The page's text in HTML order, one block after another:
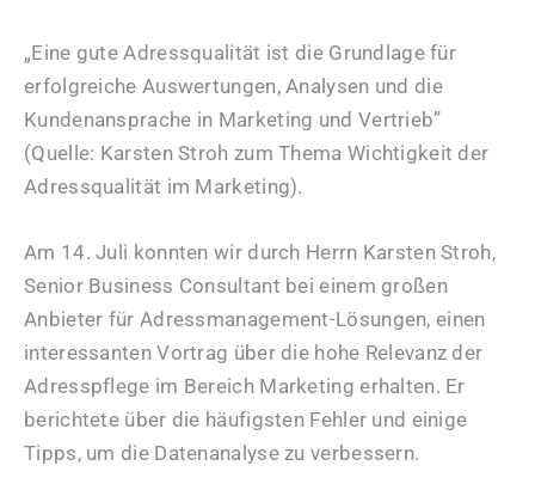
„Eine gute Adressqualität ist die Grundlage für
erfolgreiche Auswertungen, Analysen und die
Kundenansprache in Marketing und Vertrieb”
(Quelle: Karsten Stroh zum Thema Wichtigkeit der
Adressqualität im Marketing).
Am 14. Juli konnten wir durch Herrn Karsten Stroh,
Senior Business Consultant bei einem großen
Anbieter für Adressmanagement-Lösungen, einen
interessanten Vortrag über die hohe Relevanz der
Adresspflege im Bereich Marketing erhalten. Er
berichtete über die häufigsten Fehler und einige
Tipps, um die Datenanalyse zu verbessern.